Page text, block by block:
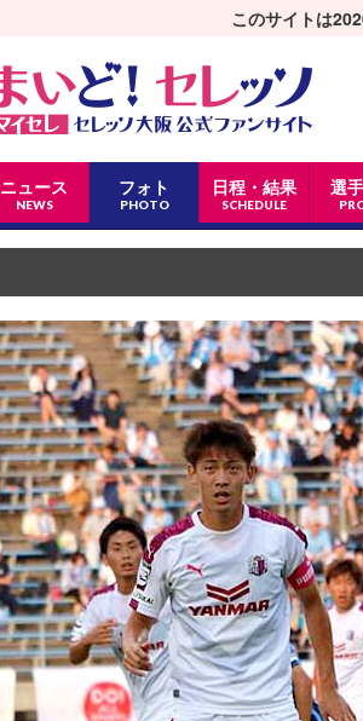
ニュース
NEWS
フォト
PHOTO
日程・結果
SCHEDULE
選
このサイトは